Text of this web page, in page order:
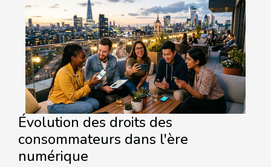
Évolution des droits des
consommateurs dans l'ère
numérique